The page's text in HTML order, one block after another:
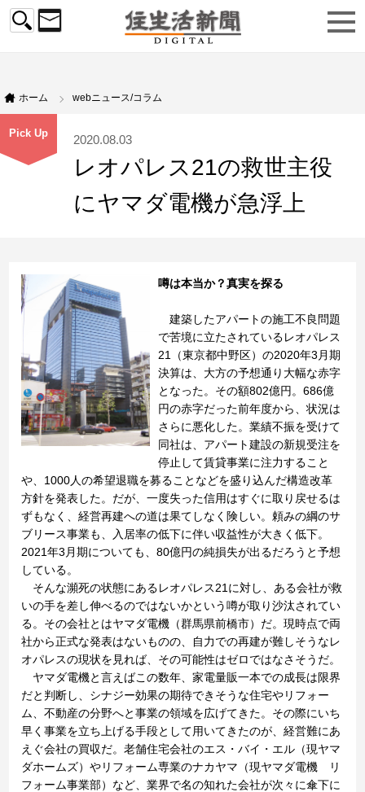
ホーム webニュース/コラム
Pick Up 2020.08.03
レオパレス21の救世主役
にヤマダ電機が急浮上
噂は本当か？真実を探る
建築したアパートの施工不良問題
で苦境に立たされているレオパレス
21（東京都中野区）の2020年3月期
決算は、大方の予想通り大幅な赤字
となった。その額802億円。686億
円の赤字だった前年度から、状況は
さらに悪化した。業績不振を受けて
同社は、アパート建設の新規受注を
停止して賃貸事業に注力すること
や、1000人の希望退職を募ることなどを盛り込んだ構造改革
方針を発表した。だが、一度失った信用はすぐに取り戻せるは
ずもなく、経営再建への道は果てしなく険しい。頼みの綱のサ
ブリース事業も、入居率の低下に伴い収益性が大きく低下。
2021年3月期についても、80億円の純損失が出るだろうと予想
している。
そんな瀕死の状態にあるレオパレス21に対し、ある会社が救
いの手を差し伸べるのではないかという噂が取り沙汰されてい
る。その会社とはヤマダ電機（群馬県前橋市）だ。現時点で両
社から正式な発表はないものの、自力での再建が難しそうなレ
オパレスの現状を見れば、その可能性はゼロではなさそうだ。
ヤマダ電機と言えばこの数年、家電量販一本での成長は限界
だと判断し、シナジー効果の期待できそうな住宅やリフォー
ム、不動産の分野へと事業の領域を広げてきた。その際にいち
早く事業を立ち上げる手段として用いてきたのが、経営難にあ
えぐ会社の買収だ。老舗住宅会社のエス・バイ・エル（現ヤマ
ダホームズ）やリフォーム専業のナカヤマ（現ヤマダ電機 リ
フォーム事業部）など、業界で名の知れた会社が次々に傘下に